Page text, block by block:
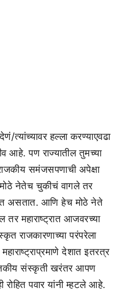
त्यांच्यावर हल्ला करण्याएवढा
आहे. पण राज्यातील तुमच्या
समंजसपणाची अपेक्षा
नेतेच चुकीचं वागले तर
असतात. आणि हेच मोठे नेते
महाराष्ट्रात आजवरच्या
राजकारणाच्या परंपरेला
देशात इतरत्र
संस्कृती खरंतर आपण
रोहित पवार यांनी म्हटले आहे.